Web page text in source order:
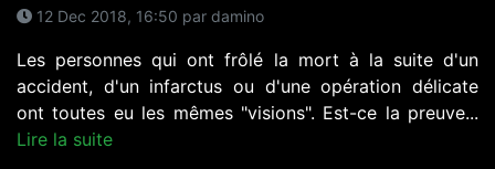
12 Dec 2018, 16:50 par damino
Les personnes qui ont frôlé la mort à la suite d'un
accident, d'un infarctus ou d'une opération délicate
ont toutes eu les mêmes "visions". Est-ce la preuve...
Lire la suite